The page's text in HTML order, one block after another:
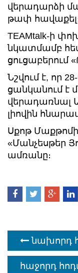
վերադարձի
թափ
TEAMtalk-ի
նկատմամբ
ցուցաբերում
Նշվում է, որ
ցանկանում է
վերադառնալ
լիովին
Սքոթ
«Մանչեսթեր
ամռանը։
նախորդ
հաջորդ